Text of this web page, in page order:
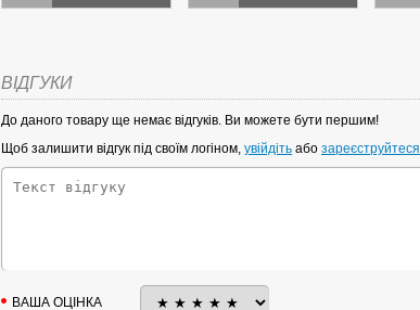
ВІДГУКИ
До даного товару ще немає відгуків. Ви можете бути першим!
Щоб залишити відгук під своїм логіном, увійдіть або зареєструйтеся
ВАША ОЦІНКА